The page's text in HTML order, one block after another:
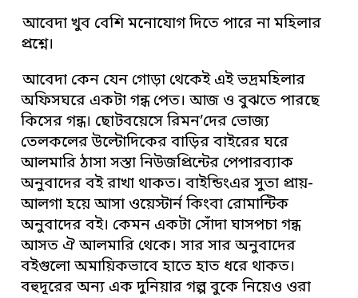
আবেদা খুব বেশি মনোযোগ দিতে পারে না মহিলার
প্রশ্নে।
আবেদা কেন যেন গোড়া থেকেই এই ভদ্রমহিলার
অফিসঘরে একটা গন্ধ পেত। আজ ও বুঝতে পারছে
কিসের গন্ধ। ছোটবয়েসে রিমন’দের ভোজ্য
তেলকলের উল্টোদিকের বাড়ির বাইরের ঘরে
আলমারি ঠাসা সস্তা নিউজপ্রিন্টের পেপারব্যাক
অনুবাদের বই রাখা থাকত। বাইন্ডিংএর সুতা প্রায়-
আলগা হয়ে আসা ওয়েস্টার্ন কিংবা রোমান্টিক
অনুবাদের বই। কেমন একটা সোঁদা ঘাসপচা গন্ধ
আসত ঐ আলমারি থেকে। সার সার অনুবাদের
বইগুলো অমায়িকভাবে হাতে হাত ধরে থাকত।
বহুদূরের অন্য এক দুনিয়ার গল্প বুকে নিয়েও ওরা